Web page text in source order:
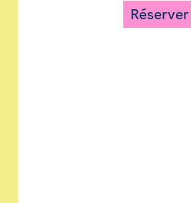
Réserver